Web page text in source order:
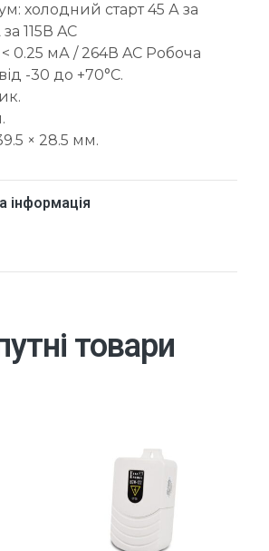
холодний старт 45 А за
115В AC
0.25 мА / 264В AC Робоча
-30 до +70°C.
× 28.5 мм.
інформація
товари